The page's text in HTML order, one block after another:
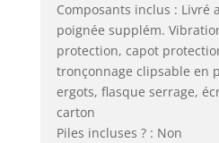
Composants inclus : Livré
poignée supplém.
protection, capot
tronçonnage clipsable en
ergots, flasque serrage,
carton
Piles incluses ? : Non